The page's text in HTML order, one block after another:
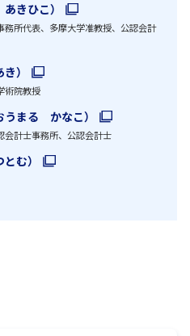
きひこ）
所代表、多摩大学准教授、公認会計
）
術院教授
まる かなこ）
計士事務所、公認会計士
む）